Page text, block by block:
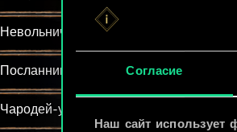
Согласие
Наш сайт использует
Невольничья пехота
Посланник
Чародей-убийца